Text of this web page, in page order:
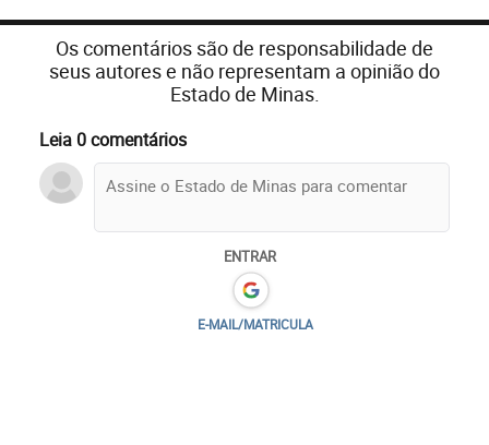
Os comentários são de responsabilidade de
seus autores e não representam a opinião do
Estado de Minas.
Leia 0 comentários
ENTRAR
E-MAIL/MATRICULA